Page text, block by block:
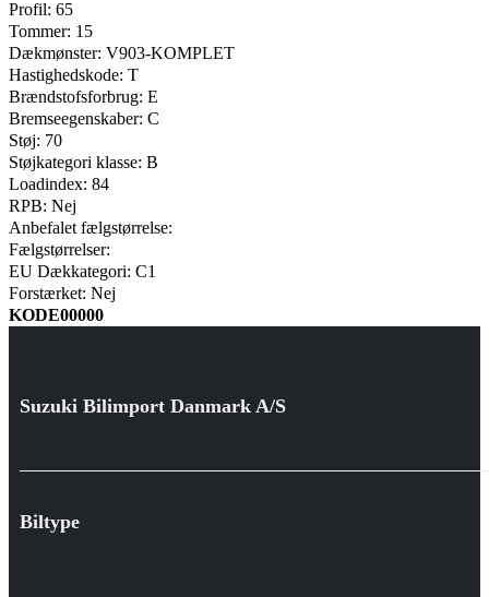
Profil: 65
Tommer: 15
Dækmønster: V903-KOMPLET
Hastighedskode: T
Brændstofsforbrug: E
Bremseegenskaber: C
Støj: 70
Støjkategori klasse: B
Loadindex: 84
RPB: Nej
Anbefalet fælgstørrelse:
Fælgstørrelser:
EU Dækkategori: C1
Forstærket: Nej
KODE00000
Suzuki Bilimport Danmark A/S
Biltype